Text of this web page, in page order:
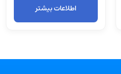
اطلاعات بیشتر